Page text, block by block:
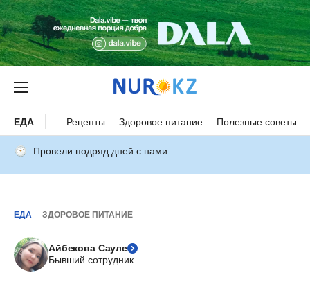
ЕДА Рецепты Здоровое питание Полезные советы
Провели подряд дней с нами
ЕДА ЗДОРОВОЕ ПИТАНИЕ
Айбекова Сауле
Бывший сотрудник